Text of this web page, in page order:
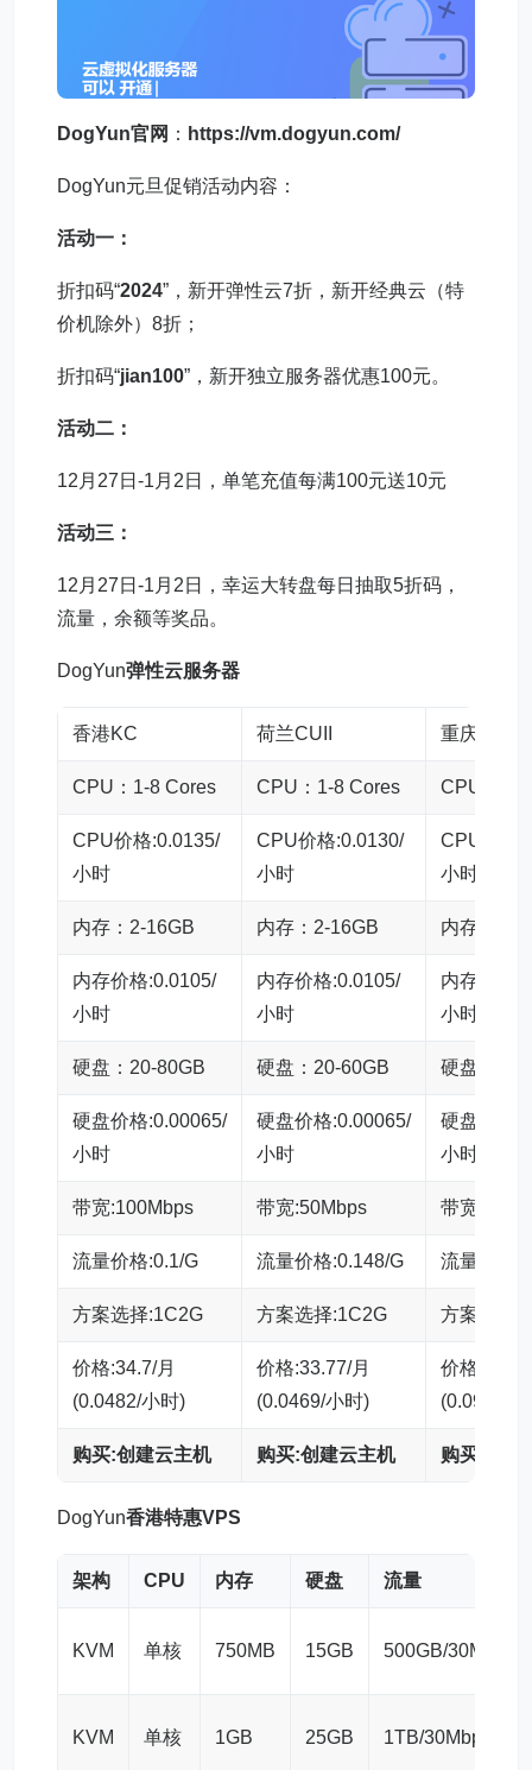
DogYun官网 ： https://vm.dogyun.com/
DogYun元旦促销活动内容：
活动一：
折扣码“2024”，新开弹性云7折，新开经典云（特
价机除外）8折；
折扣码“jian100”，新开独立服务器优惠100元。
活动二：
12月27日-1月2日，单笔充值每满100元送10元
活动三：
12月27日-1月2日，幸运大转盘每日抽取5折码，
流量，余额等奖品。
DogYun弹性云服务器
香港KC 荷兰CUII 重庆
CPU：1-8 Cores CPU：1-8 Cores CPU：2-
CPU价格:0.0135/
小时
CPU价格:0.0130/
小时
CPU价格
小时
内存：2-16GB 内存：2-16GB 内存：4-
内存价格:0.0105/
小时
内存价格:0.0105/
小时
内存价格
小时
硬盘：20-80GB 硬盘：20-60GB 硬盘：40-
硬盘价格:0.00065/
小时
硬盘价格:0.00065/
小时
硬盘价格
小时
带宽:100Mbps 带宽:50Mbps 带宽
流量价格:0.1/G 流量价格:0.148/G 流量价格
方案选择:1C2G 方案选择:1C2G 方案选择:
价格:34.7/月
(0.0482/小时)
价格:33.77/月
(0.0469/小时)
价格
(0.0985/
购买:创建云主机 购买:创建云主机 购买:创建
DogYun香港特惠VPS
架构 CPU 内存 硬盘 流量
KVM 单核 750MB 15GB 500GB/30Mbps
KVM 单核 1GB 25GB 1TB/30Mbps